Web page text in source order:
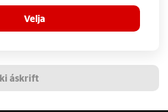
Velja
áskrift